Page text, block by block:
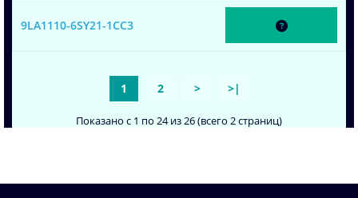
9LA1110-6SY21-1CC3
1 2 > >|
Показано с 1 по 24 из 26 (всего 2 страниц)